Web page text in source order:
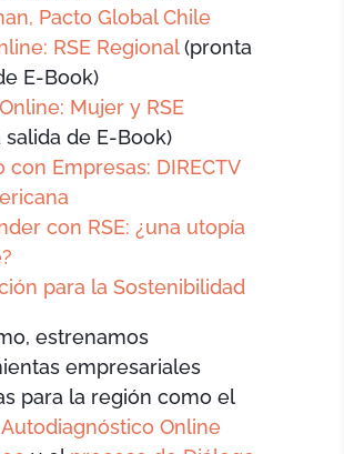
Pacto Global Chile
RSE Regional(pronta
E-Book)
Mujer y RSE
salida de E-Book)
con Empresas: DIRECTV
con RSE: ¿una utopía
para la Sostenibilidad
estrenamos
empresariales
para la región como el
Autodiagnóstico Online